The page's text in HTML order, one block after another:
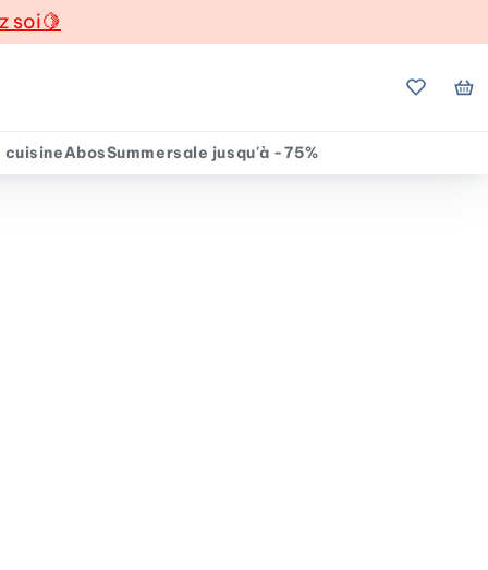
soi🍋
Mes
cuisineAbosSummersale jusqu'à -75%